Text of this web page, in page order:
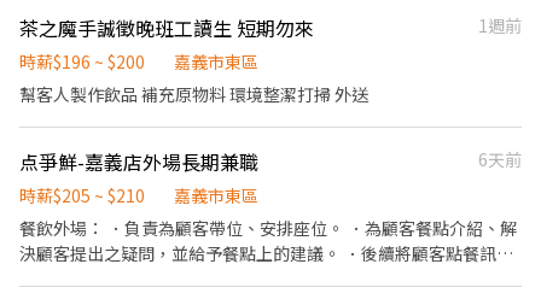
茶之魔手誠徵晚班工讀生 短期勿來
1週前
時薪$196 ~ $200
嘉義市東區
幫客人製作飲品 補充原物料 環境整潔打掃 外送
点爭鮮-嘉義店外場長期兼職
6天前
時薪$205 ~ $210
嘉義市東區
餐飲外場： ．負責為顧客帶位、安排座位。 ．為顧客餐點介紹、解
決顧客提出之疑問，並給予餐點上的建議。 ．後續將顧客點餐訊息